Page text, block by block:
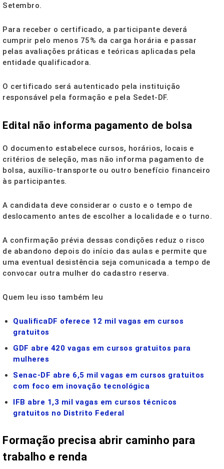
Setembro.
Para receber o certificado, a participante deverá
cumprir pelo menos 75% da carga horária e passar
pelas avaliações práticas e teóricas aplicadas pela
entidade qualificadora.
O certificado será autenticado pela instituição
responsável pela formação e pela Sedet-DF.
Edital não informa pagamento de bolsa
O documento estabelece cursos, horários, locais e
critérios de seleção, mas não informa pagamento de
bolsa, auxílio-transporte ou outro benefício financeiro
às participantes.
A candidata deve considerar o custo e o tempo de
deslocamento antes de escolher a localidade e o turno.
A confirmação prévia dessas condições reduz o risco
de abandono depois do início das aulas e permite que
uma eventual desistência seja comunicada a tempo de
convocar outra mulher do cadastro reserva.
Quem leu isso também leu
QualificaDF oferece 12 mil vagas em cursos
gratuitos
GDF abre 420 vagas em cursos gratuitos para
mulheres
Senac-DF abre 6,5 mil vagas em cursos gratuitos
com foco em inovação tecnológica
IFB abre 1,3 mil vagas em cursos técnicos
gratuitos no Distrito Federal
Formação precisa abrir caminho para
trabalho e renda